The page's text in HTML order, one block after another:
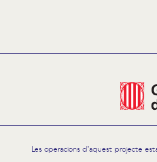
Les operacions d’aquest projecte